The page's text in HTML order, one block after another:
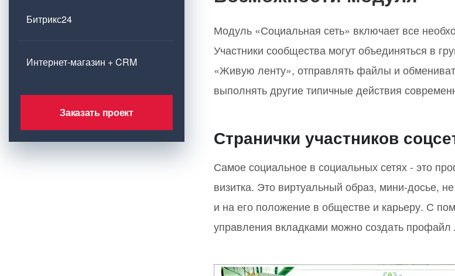
Битрикс24
Интернет-магазин + CRM
Заказать проект
Модуль «Социальная сеть» включает все
Участники сообщества могут объединяться в
«Живую ленту», отправлять файлы и
выполнять другие типичные действия
Странички участников
Самое социальное в социальных сетях - это
визитка. Это виртуальный образ, мини-досье,
и на его положение в обществе и карьеру. С
управления вкладками можно создать профайл